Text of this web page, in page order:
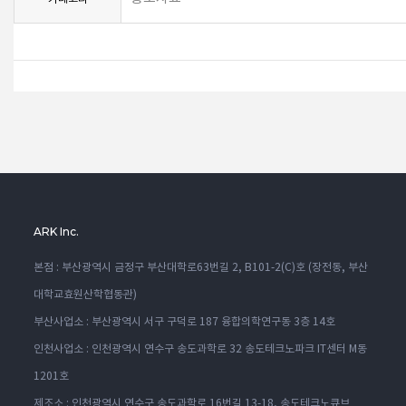
ARK Inc.
본점 : 부산광역시 금정구 부산대학로63번길 2, B101-2(C)호 (장전동, 부산
대학교효원산학협동관)
부산사업소 : 부산광역시 서구 구덕로 187 융합의학연구동 3층 14호
인천사업소 : 인천광역시 연수구 송도과학로 32 송도테크노파크 IT센터 M동
1201호
제조소 : 인천광역시 연수구 송도과학로 16번길 13-18, 송도테크노큐브